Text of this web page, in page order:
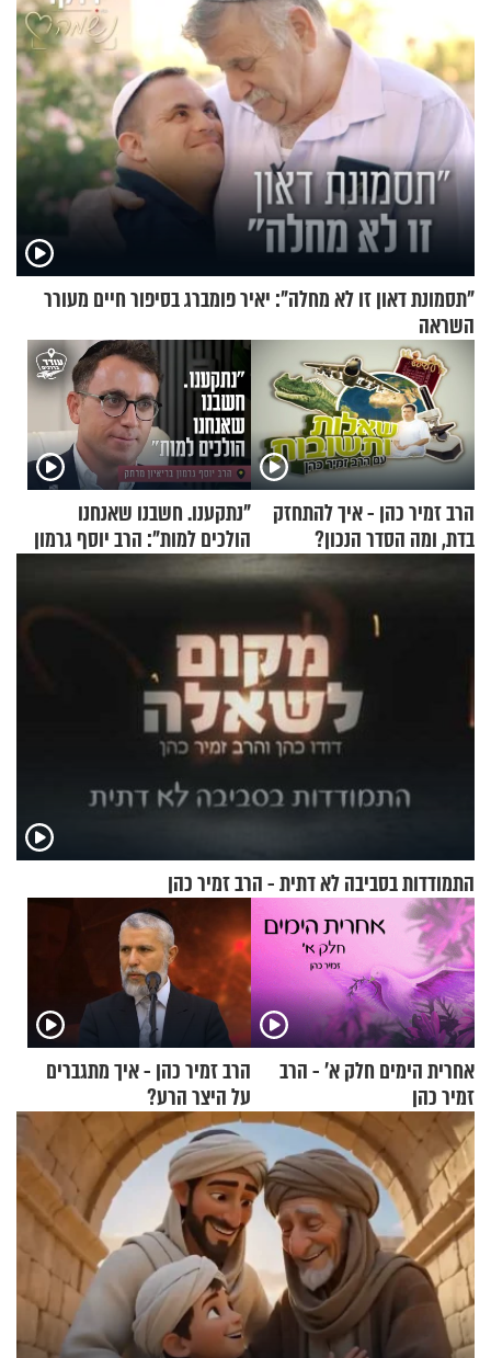
"תסמונת דאון זו לא מחלה": יאיר פומברג בסיפור חיים מעורר
השראה
הרב זמיר כהן - איך להתחזק
בדת, ומה הסדר הנכון?
"נתקענו. חשבנו שאנחנו
הולכים למות": הרב יוסף גרמון
בריאיון מרתק
התמודדות בסביבה לא דתית - הרב זמיר כהן
אחרית הימים חלק א’ - הרב
זמיר כהן
הרב זמיר כהן - איך מתגברים
על היצר הרע?